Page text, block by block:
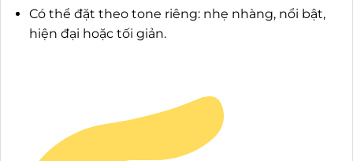
Có thể đặt theo tone riêng: nhẹ nhàng, nổi bật,
hiện đại hoặc tối giản.